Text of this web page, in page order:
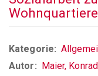
Wohnquartiere
Kategorie
Autor
Maier, Konrad